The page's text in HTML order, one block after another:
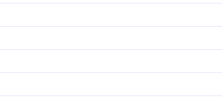
yarattı; ne de az şükrediyorsunuz !.
gönülleri yaratandır. Ne de az şükrediyorsunuz!
ve beyinler yaratan. Ne kadar da az
ve o gönülleri yaratan O'dur. Ne de az